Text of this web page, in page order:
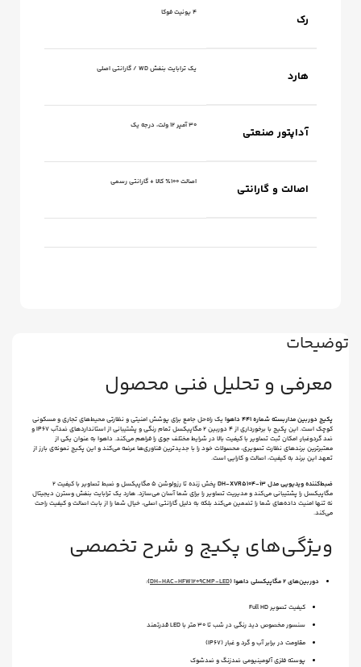
توضیحات
معرفی و تحلیل فنی محصول
پکیج دوربین مداربسته شماره 441 داهوا
یک راه‌حل جامع برای پوشش امنیتی و نظارتی محیط‌های تجاری و مسکونی
کوچک است. این پکیج با برخورداری از 4 دوربین 2 مگاپیکسل تمام رنگی و پشتیبانی از استانداردهای ضد‌آب IP67 و
ضد گردوغبار، امکان ثبت تصاویر با کیفیت بالا در شرایط مختلف جوی را فراهم می‌کند. داهوا به ‌عنوان یکی از
معتبرترین برندهای نظارت تصویری، محصولات خود را با جدیدترین فناوری‌ها عرضه می‌کند و این پکیج نمونه‌‌ی بارز از
تعهد این برند به کیفیت، اصالت و کارایی است.
ضبط‌کننده ویدیویی مدل DH-XVR5104-i3
پخش زنده تا رزولوشن 5 مگاپیکسل و ضبط تصاویر با کیفیت 2
مگاپیکسل را پشتیبانی می‌کند و مدیریت تصاویر را برای شما آسان می‌سازد. هارد یک ترابایت بنفش وسترن دیجیتال
نه تنها امنیت داده‌های شما را تضمین می‌کند بلکه به ‌دلیل گارانتی اصلی، خیال شما را از بابت اصالت و کیفیت راحت
می‌کند.
ویژگی‌های پکیج و شرح تخصصی
دوربین‌های 2 مگاپیکسلی داهوا ( DH-HAC-HFW1209CMP-LED
)
:
کیفیت تصویر Full HD
سنسور مخصوص دید رنگی در شب تا ۳۰ متر با LED قدرتمند
مقاومت در برابر آب و گرد و غبار ‌(IP67)
پوسته فلزی آلومینیومی ضدزنگ و ضدشوک
رک ۴ یونیت فوکا
هارد یک ترابایت بنفش WD / گارانتی اصلی
آداپتور صنعتی ۳۰ آمپر ۱۲ ولت، درجه یک
اصالت و گارانتی اصالت ۱۰۰٪ کالا + گارانتی رسمی